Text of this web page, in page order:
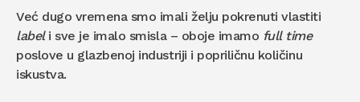
Već dugo vremena smo imali želju pokrenuti vlastiti
labeli sve je imalo smisla – oboje imamo full time
poslove u glazbenoj industriji i popriličnu količinu
iskustva.